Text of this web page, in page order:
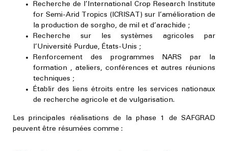
Recherche de l’International Crop Research Institute
for Semi-Arid Tropics (ICRISAT) sur l’amélioration de
la production de sorgho, de mil et d’arachide ;
Recherche sur les systèmes agricoles par
l’Université Purdue, États-Unis ;
Renforcement des programmes NARS par la
formation , ateliers, conférences et autres réunions
techniques ;
Établir des liens étroits entre les services nationaux
de recherche agricole et de vulgarisation.
Les principales réalisations de la phase 1 de SAFGRAD
peuvent être résumées comme :